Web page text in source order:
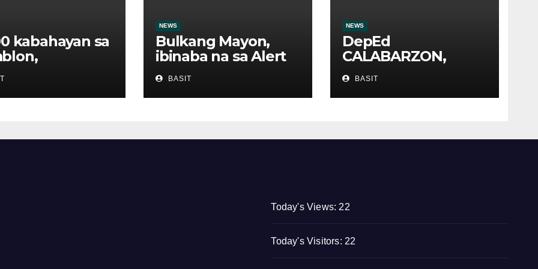
kabahayan sa
ng
sa ilalim ng
NEWS
Bulkang Mayon,
ibinaba na sa Alert
level 2
BASIT
NEWS
DepEd
CALABARZON,
tiniyak ang ligtas at
masustansyang
pagkain sa School-
BASIT
Today's Views: 22
Today's Visitors: 22